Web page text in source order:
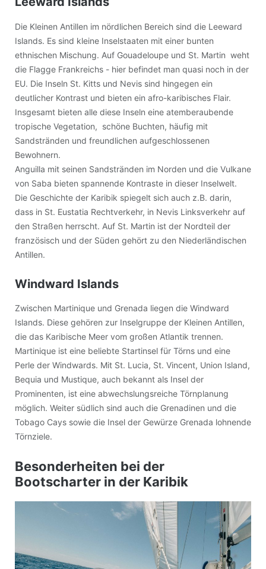
Die Kleinen Antillen im nördlichen Bereich sind die Leeward
Islands. Es sind kleine Inselstaaten mit einer bunten
ethnischen Mischung. Auf Gouadeloupe und St. Martin weht
die Flagge Frankreichs - hier befindet man quasi noch in der
EU. Die Inseln St. Kitts und Nevis sind hingegen ein
deutlicher Kontrast und bieten ein afro-karibisches Flair.
Insgesamt bieten alle diese Inseln eine atemberaubende
tropische Vegetation, schöne Buchten, häufig mit
Sandstränden und freundlichen aufgeschlossenen
Bewohnern.
Anguilla mit seinen Sandstränden im Norden und die Vulkane
von Saba bieten spannende Kontraste in dieser Inselwelt.
Die Geschichte der Karibik spiegelt sich auch z.B. darin,
dass in St. Eustatia Rechtverkehr, in Nevis Linksverkehr auf
den Straßen herrscht. Auf St. Martin ist der Nordteil der
französisch und der Süden gehört zu den Niederländischen
Antillen.
Windward Islands
Zwischen Martinique und Grenada liegen die Windward
Islands. Diese gehören zur Inselgruppe der Kleinen Antillen,
die das Karibische Meer vom großen Atlantik trennen.
Martinique ist eine beliebte Startinsel für Törns und eine
Perle der Windwards. Mit St. Lucia, St. Vincent, Union Island,
Bequia und Mustique, auch bekannt als Insel der
Prominenten, ist eine abwechslungsreiche Törnplanung
möglich. Weiter südlich sind auch die Grenadinen und die
Tobago Cays sowie die Insel der Gewürze Grenada lohnende
Törnziele.
Besonderheiten bei der
Bootscharter in der Karibik